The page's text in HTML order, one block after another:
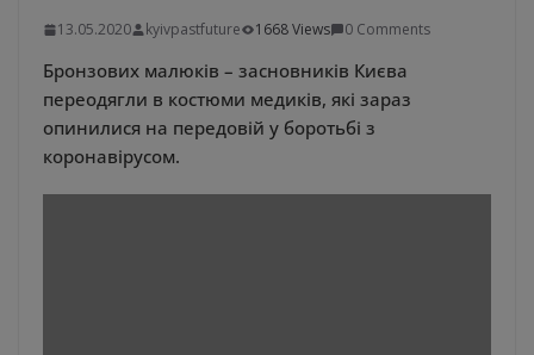
13.05.2020 kyivpastfuture 1668 Views 0 Comments
Бронзових малюків – засновників Києва
переодягли в костюми медиків, які зараз
опинилися на передовій у боротьбі з
коронавірусом.